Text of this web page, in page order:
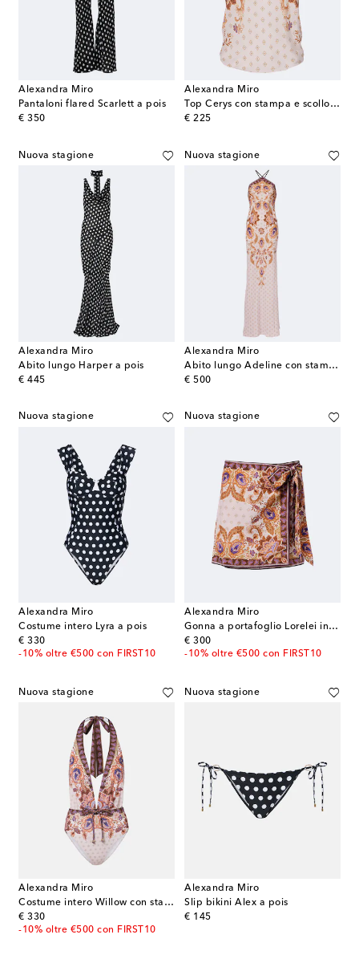
Alexandra Miro
Pantaloni flared Scarlett a pois
€ 350
original price
Alexandra Miro
Top Cerys con stampa e scollo all'americana
€ 225
original price
Nuova stagione
Alexandra Miro
Abito lungo Harper a pois
€ 445
original price
Nuova stagione
Alexandra Miro
Abito lungo Adeline con stampa
€ 500
original price
Nuova stagione
Alexandra Miro
Costume intero Lyra a pois
€ 330
original price
-10% oltre €500 con FIRST10
Nuova stagione
Alexandra Miro
Gonna a portafoglio Lorelei in cotone e seta
€ 300
original price
-10% oltre €500 con FIRST10
Nuova stagione
Alexandra Miro
Costume intero Willow con stampa
€ 330
original price
-10% oltre €500 con FIRST10
Nuova stagione
Alexandra Miro
Slip bikini Alex a pois
€ 145
original price